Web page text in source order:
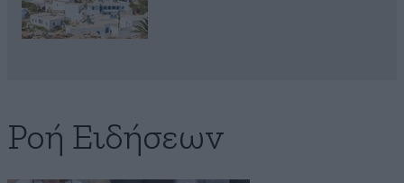
Ροή Ειδήσεων